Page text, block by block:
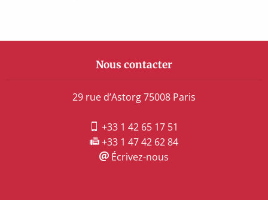
Nous contacter
29 rue d’Astorg 75008 Paris
+33 1 42 65 17 51
+33 1 47 42 62 84
Écrivez-nous